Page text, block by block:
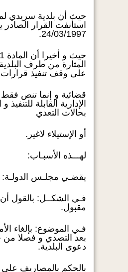
حيث أن بلدية سريدي لم
استأنفت القرار الصادر
24/03/1997.
المثارة من طرف
على وقف تنفيذ قرارات
قضائية و إنما تنص
الإدارية القابلة للتنفيذ
بحالات التعدي
أو الإستيلاء لاغير.
لهـــذه الأسبـاب:
يقضـي مجلـس الدولـة:
فـي الشكــل: بالقول أن
مقبول.
فـي الموضوع: بإلغاء
بعد التصدي و فصلا
دعوى البلدية.
بالحكم بالمصاريف على